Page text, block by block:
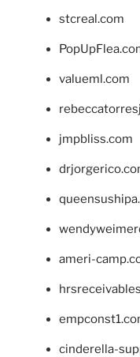
stcreal.com
valueml.com
jmpbliss.com
ameri-
cinderella-